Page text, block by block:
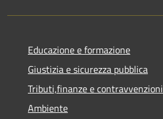
Educazione e formazione
Giustizia e sicurezza pubblica
Tributi,finanze e contravvenzioni
Ambiente